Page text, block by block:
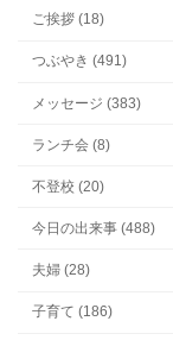
ご挨拶 (18)
つぶやき (491)
メッセージ (383)
ランチ会 (8)
不登校 (20)
今日の出来事 (488)
夫婦 (28)
子育て (186)